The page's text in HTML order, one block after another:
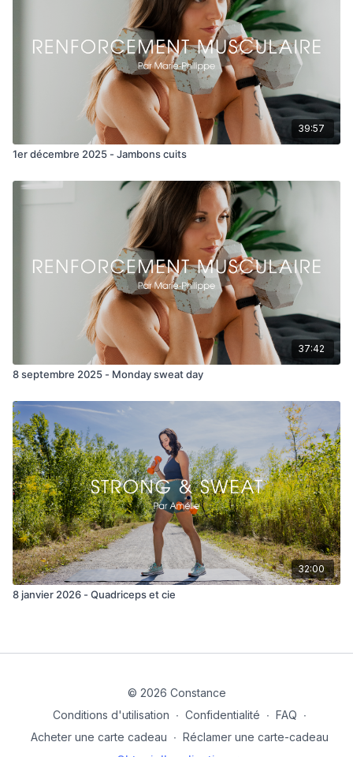
39:57
1er décembre 2025 - Jambons cuits
37:42
8 septembre 2025 - Monday sweat day
32:00
8 janvier 2026 - Quadriceps et cie
© 2026 Constance
Conditions d'utilisation ∙ Confidentialité ∙ FAQ ∙
Acheter une carte cadeau ∙ Réclamer une carte-cadeau